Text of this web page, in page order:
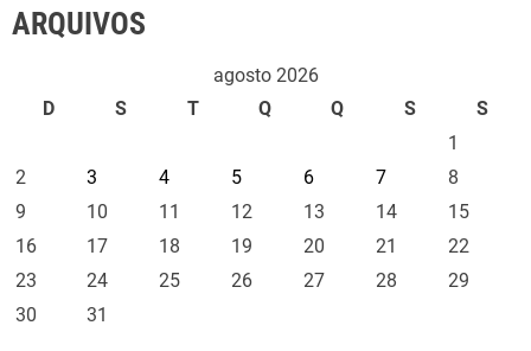
ARQUIVOS
agosto 2026
D
S T Q Q S
S
1
2
3 4 5 6 7
8
9
10 11 12 13 14
15
16
17 18 19 20 21
22
23
24 25 26 27 28
29
30
31